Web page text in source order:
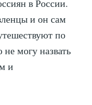
в России.
и он сам
по
могу назвать
и